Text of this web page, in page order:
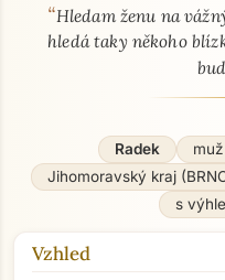
O mně - seznamka profil
“Hledam ženu na
hledá taky někoho
Radek muž
Jihomoravský kraj
s
Vzhled